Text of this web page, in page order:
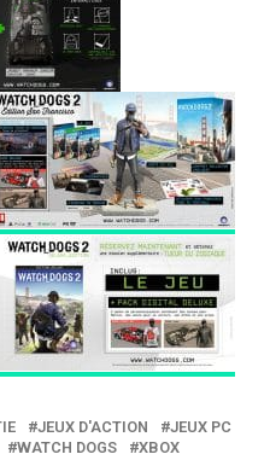
JEUX D'ACTION
JEUX PC
WATCH DOGS XBOX